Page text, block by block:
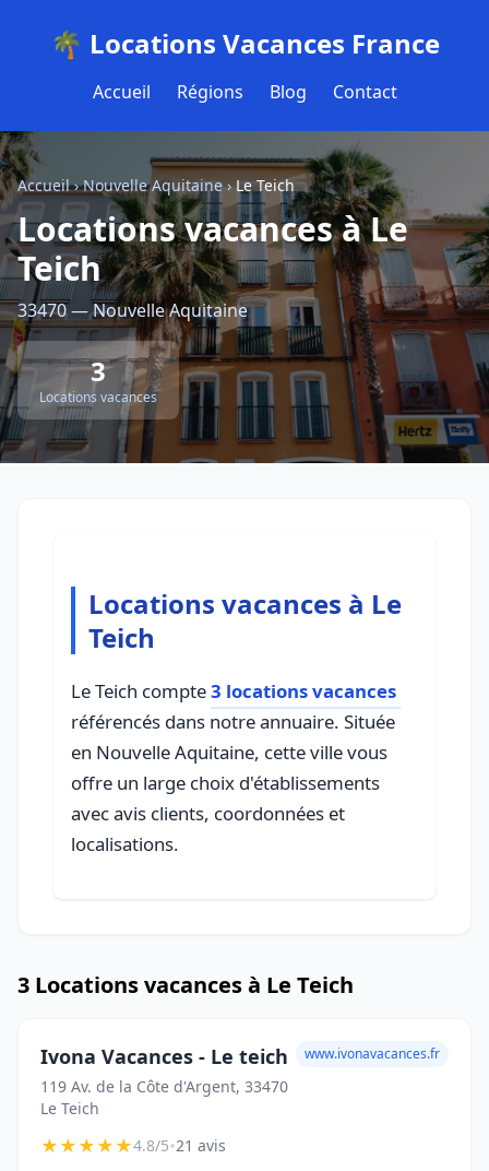
🌴 Locations Vacances France
Accueil Régions Blog Contact
Accueil›Nouvelle Aquitaine› Le Teich
Locations vacances à Le
Teich
33470 — Nouvelle Aquitaine
3
Locations vacances
Locations vacances à Le
Teich
Le Teich compte3 locations vacances
référencés dans notre annuaire. Située
en Nouvelle Aquitaine, cette ville vous
offre un large choix d'établissements
avec avis clients, coordonnées et
localisations.
3 Locations vacances à Le Teich
Ivona Vacances - Le teich
119 Av. de la Côte d'Argent, 33470
Le Teich
www.ivonavacances.fr
★★★★★4.8/5•21 avis